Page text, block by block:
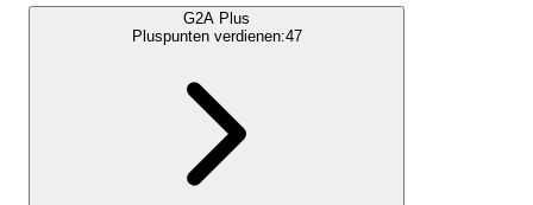
G2A Plus
Pluspunten verdienen:47